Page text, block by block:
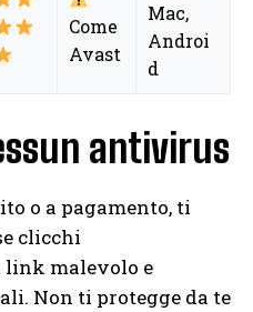
Come
Avast
Mac,
Androi
d
antivirus
o a pagamento, ti
clicchi
link malevolo e
Non ti protegge da te